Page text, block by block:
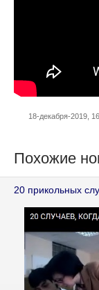
18-декабря-2019,
Похожие
20 прикольных